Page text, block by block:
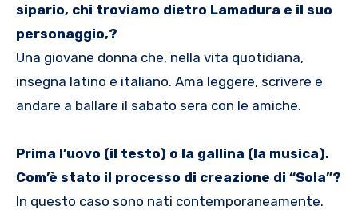
sipario, chi troviamo dietro Lamadura e il suo
personaggio,?
Una giovane donna che, nella vita quotidiana,
insegna latino e italiano. Ama leggere, scrivere e
andare a ballare il sabato sera con le amiche.
Prima l’uovo (il testo) o la gallina (la musica).
Com’è stato il processo di creazione di “Sola”?
In questo caso sono nati contemporaneamente.